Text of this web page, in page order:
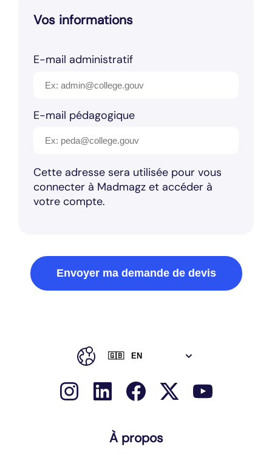
Vos informations
E-mail administratif
E-mail pédagogique
Cette adresse sera utilisée pour vous
connecter à Madmagz et accéder à
votre compte.
À propos